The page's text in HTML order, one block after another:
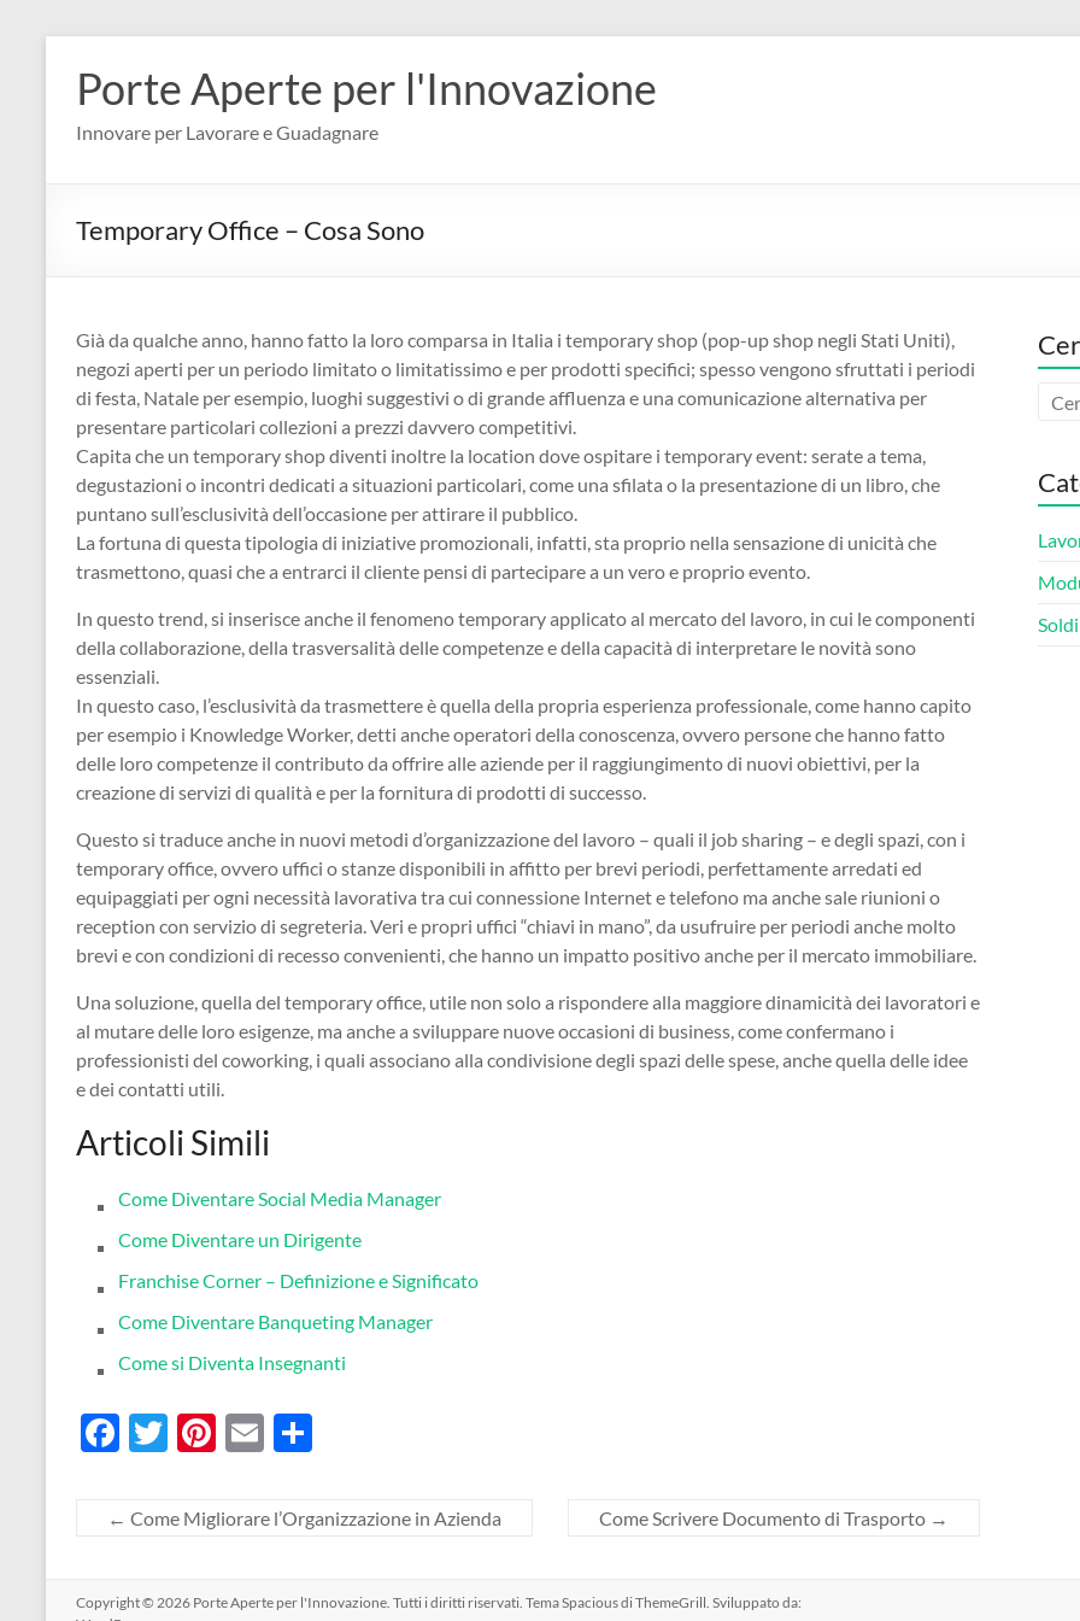
contenuto
Porte Aperte per l'Innovazione
Innovare per Lavorare e Guadagnare
Temporary Office – Cosa Sono
Già da qualche anno, hanno fatto la loro comparsa in Italia i temporary shop (pop-up shop negli Stati Uniti),
negozi aperti per un periodo limitato o limitatissimo e per prodotti specifici; spesso vengono sfruttati i periodi
di festa, Natale per esempio, luoghi suggestivi o di grande affluenza e una comunicazione alternativa per
presentare particolari collezioni a prezzi davvero competitivi.
Capita che un temporary shop diventi inoltre la location dove ospitare i temporary event: serate a tema,
degustazioni o incontri dedicati a situazioni particolari, come una sfilata o la presentazione di un libro, che
puntano sull’esclusività dell’occasione per attirare il pubblico.
La fortuna di questa tipologia di iniziative promozionali, infatti, sta proprio nella sensazione di unicità che
trasmettono, quasi che a entrarci il cliente pensi di partecipare a un vero e proprio evento.
In questo trend, si inserisce anche il fenomeno temporary applicato al mercato del lavoro, in cui le componenti
della collaborazione, della trasversalità delle competenze e della capacità di interpretare le novità sono
essenziali.
In questo caso, l’esclusività da trasmettere è quella della propria esperienza professionale, come hanno capito
per esempio i Knowledge Worker, detti anche operatori della conoscenza, ovvero persone che hanno fatto
delle loro competenze il contributo da offrire alle aziende per il raggiungimento di nuovi obiettivi, per la
creazione di servizi di qualità e per la fornitura di prodotti di successo.
Questo si traduce anche in nuovi metodi d’organizzazione del lavoro – quali il job sharing – e degli spazi, con i
temporary office, ovvero uffici o stanze disponibili in affitto per brevi periodi, perfettamente arredati ed
equipaggiati per ogni necessità lavorativa tra cui connessione Internet e telefono ma anche sale riunioni o
reception con servizio di segreteria. Veri e propri uffici “chiavi in mano”, da usufruire per periodi anche molto
brevi e con condizioni di recesso convenienti, che hanno un impatto positivo anche per il mercato immobiliare.
Una soluzione, quella del temporary office, utile non solo a rispondere alla maggiore dinamicità dei lavoratori e
al mutare delle loro esigenze, ma anche a sviluppare nuove occasioni di business, come confermano i
professionisti del coworking, i quali associano alla condivisione degli spazi delle spese, anche quella delle idee
e dei contatti utili.
Articoli Simili
Come Diventare Social Media Manager
Come Diventare un Dirigente
Franchise Corner – Definizione e Significato
Come Diventare Banqueting Manager
Come si Diventa Insegnanti
F
e
o
T
itt
Pi
er
t
E
ail n
← Come Migliorare l’Organizzazione in Azienda Come Scrivere Documento di Trasporto →
Soldi
Copyright © 2026 Porte Aperte per l'Innovazione. Tutti i diritti riservati. TemaSpaciousdi ThemeGrill. Sviluppato da: